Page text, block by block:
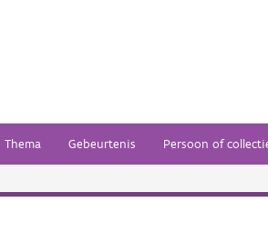
Thema Gebeurtenis Persoon of